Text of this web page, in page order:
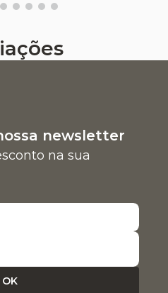
newsletter
na sua